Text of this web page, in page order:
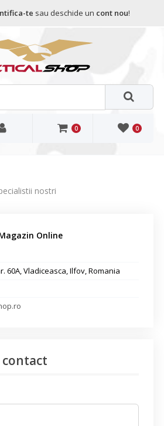
te sau deschide un cont nou!
0 0
nostri
Online
60A, Vladiceasca, Ilfov, Romania